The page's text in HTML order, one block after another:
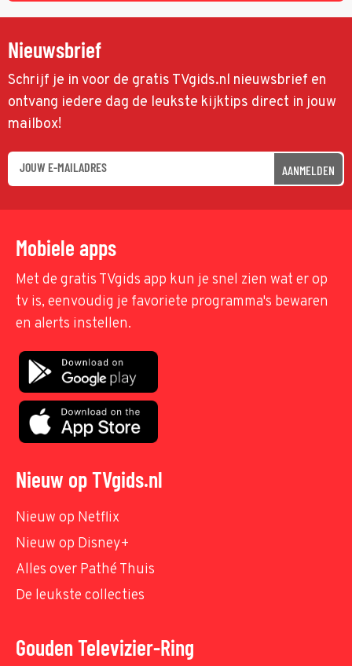
Nieuwsbrief
Schrijf je in voor de gratis TVgids.nl nieuwsbrief en
ontvang iedere dag de leukste kijktips direct in jouw
mailbox!
AANMELDEN
Mobiele apps
Met de gratis TVgids app kun je snel zien wat er op
tv is, eenvoudig je favoriete programma's bewaren
en alerts instellen.
Nieuw op TVgids.nl
Nieuw op Netflix
Nieuw op Disney+
Alles over Pathé Thuis
De leukste collecties
Gouden Televizier-Ring